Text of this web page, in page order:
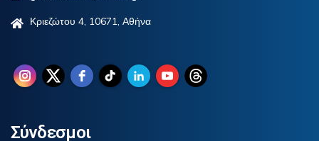
Κριεζώτου 4, 10671, Αθήνα
Σύνδεσμοι